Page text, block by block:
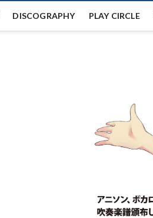
DISCOGRAPHY PLAY CIRCLE